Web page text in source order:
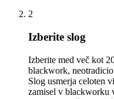
2
Izberite slog
Izberite med več kot
blackwork,
Slog usmerja celoten
zamisel v blackworku